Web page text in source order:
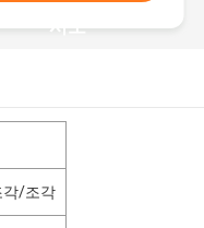
시오
각/조각